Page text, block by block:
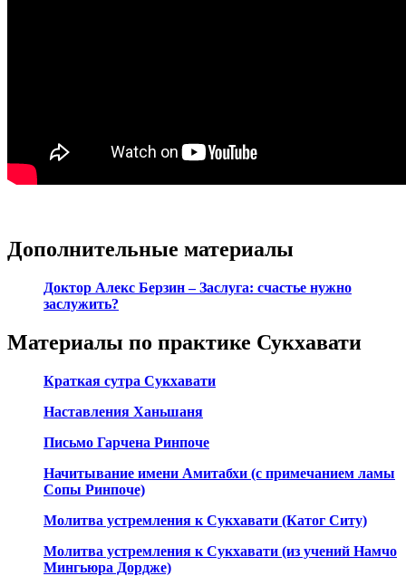
Дополнительные материалы
Доктор Алекс Берзин – Заслуга: счастье нужно
заслужить?
Материалы по практике Сукхавати
Краткая сутра Сукхавати
Наставления Ханьшаня
Письмо Гарчена Ринпоче
Начитывание имени Амитабхи (с примечанием ламы
Сопы Ринпоче)
Молитва устремления к Сукхавати (Катог Ситу)
Молитва устремления к Сукхавати (из учений Намчо
Мингьюра Дордже)